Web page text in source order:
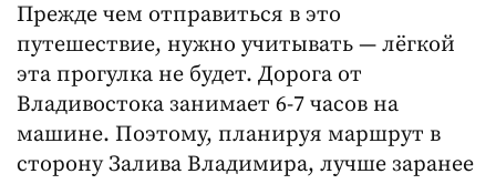
Прежде чем отправиться в это
путешествие, нужно учитывать — лёгкой
эта прогулка не будет. Дорога от
Владивостока занимает 6-7 часов на
машине. Поэтому, планируя маршрут в
сторону Залива Владимира, лучше заранее